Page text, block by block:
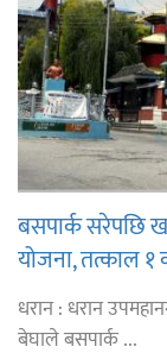
बसपार्क सरेपछि
योजना, तत्काल १
धरान : धरान
बेघाले बसपार्क ...